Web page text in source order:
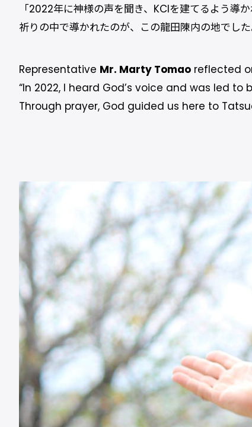
「2022年に神様の声を聞き、KCIを建てるよう導
祈りの中で導かれたのが、この龍田陳内の地でし
Representative Mr. Marty Tomao reflected
“In 2022, I heard God’s voice and was led
Through prayer, God guided us here to